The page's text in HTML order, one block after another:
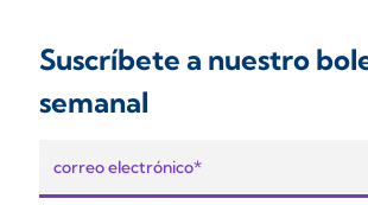
Suscríbete a nuestro
semanal